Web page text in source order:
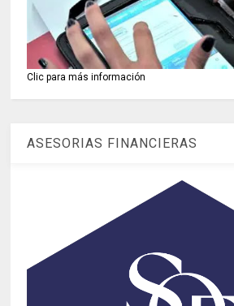
Clic para más información
ASESORIAS FINANCIERAS